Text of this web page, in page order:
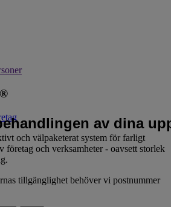
av dina
och välpaketerat system för farligt
företag och verksamheter - oavsett storlek
tillgänglighet behöver vi postnummer